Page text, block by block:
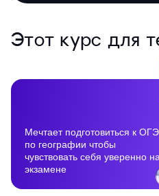
Этот курс для
Мечтает подготовиться к ОГЭ
по географии чтобы
чувствовать себя уверенно на
экзамене